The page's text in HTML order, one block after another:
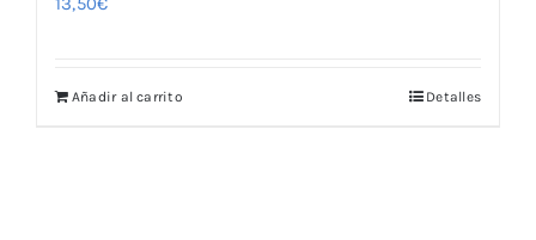
Añadir al carrito Detalles